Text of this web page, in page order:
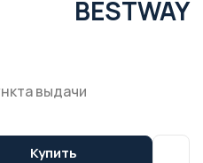
BESTWAY
выдачи
Купить